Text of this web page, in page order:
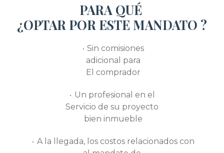
PARA QUÉ
¿OPTAR POR ESTE MANDATO ?
Sin comisiones
adicional para
El comprador
Un profesional en el
Servicio de su proyecto
bien inmueble
A la llegada, los costos relacionados con